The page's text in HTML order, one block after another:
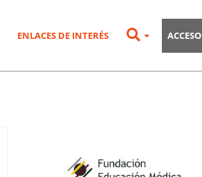
ENLACES DE INTERÉS ACCESO